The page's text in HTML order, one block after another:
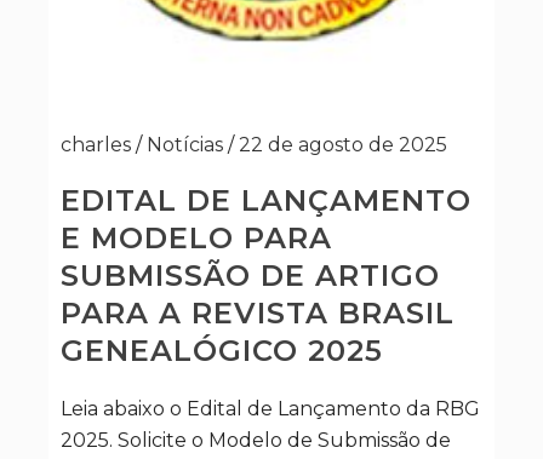
charles / Notícias /22 de agosto de 2025
EDITAL DE LANÇAMENTO
E MODELO PARA
SUBMISSÃO DE ARTIGO
PARA A REVISTA BRASIL
GENEALÓGICO 2025
Leia abaixo o Edital de Lançamento da RBG
2025. Solicite o Modelo de Submissão de